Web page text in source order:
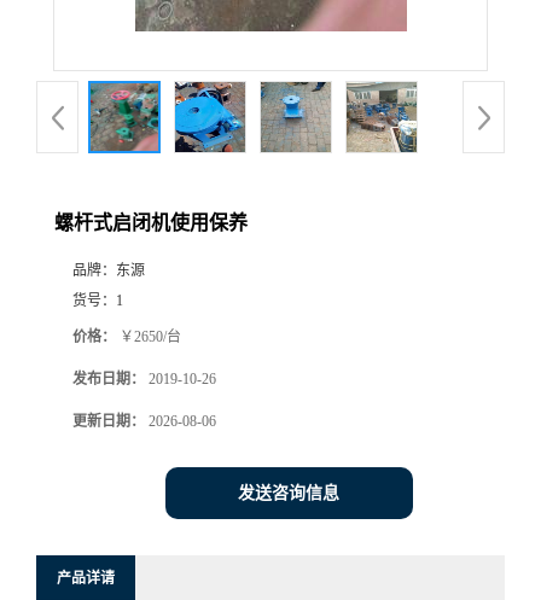
螺杆式启闭机使用保养
品牌： 东源
货号： 1
价格： ￥2650/台
发布日期： 2019-10-26
更新日期： 2026-08-06
发送咨询信息
产品详请